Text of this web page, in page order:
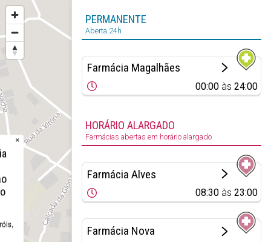
×
PERMANENTE
Aberta 24h
Farmácia Magalhães
00:00 às24:00
HORÁRIO ALARGADO
Farmácias abertas em horário alargado
Farmácia Alves
08:30 às23:00
Farmácia Nova